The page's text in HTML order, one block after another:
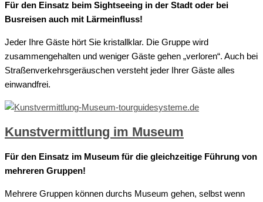
Für den Einsatz beim Sightseeing in der Stadt oder bei
Busreisen auch mit Lärmeinfluss!
Jeder Ihre Gäste hört Sie kristallklar. Die Gruppe wird
zusammengehalten und weniger Gäste gehen „verloren“. Auch bei
Straßenverkehrsgeräuschen versteht jeder Ihrer Gäste alles
einwandfrei.
Kunstvermittlung im Museum
Für den Einsatz im Museum für die gleichzeitige Führung von
mehreren Gruppen!
Mehrere Gruppen können durchs Museum gehen, selbst wenn